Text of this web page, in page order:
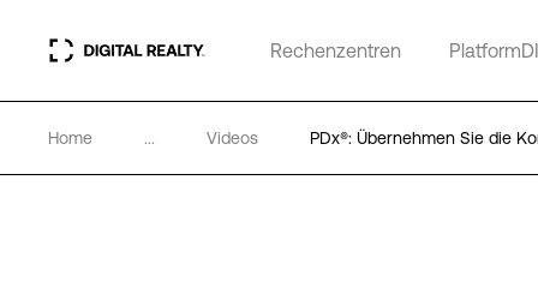
Rechenzentren
Home ... Videos PDx®: Übernehmen Sie die